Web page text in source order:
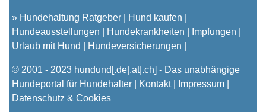
» Hundehaltung Ratgeber
Hund kaufen
Hundeausstellungen
Hundekrankheiten
Impfungen
Urlaub mit Hund
Hundeversicherungen
© 2001 - 2023 hundund [.de|.at|.ch] - Das unabhängige
Hundeportal für Hundehalter |
Kontakt| Impressum
Datenschutz & Cookies